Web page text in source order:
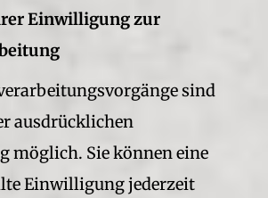
Einwilligung zur
sind
ausdrücklichen
möglich. Sie können eine
Einwilligung jederzeit